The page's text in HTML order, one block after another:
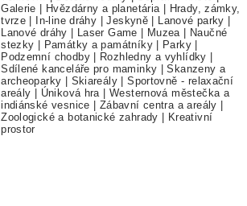
Galerie | Hvězdárny a planetária | Hrady, zámky,
tvrze | In-line dráhy |Jeskyně | Lanové parky |
Lanové dráhy | Laser Game | Muzea | Naučné
stezky | Památky a památníky| Parky |
Podzemní chodby| Rozhledny a vyhlídky |
Sdílené kanceláře pro maminky |Skanzeny a
archeoparky | Skiareály |Sportovně - relaxační
areály | Úniková hra |Westernová městečka a
indiánské vesnice | Zábavní centra a areály |
Zoologické a botanické zahrady | Kreativní
prostor